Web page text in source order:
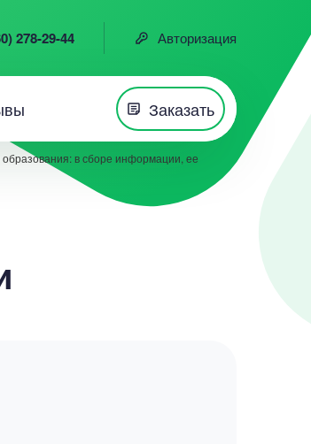
278-29-44 Авторизация
Заказать
в сборе информации, ее